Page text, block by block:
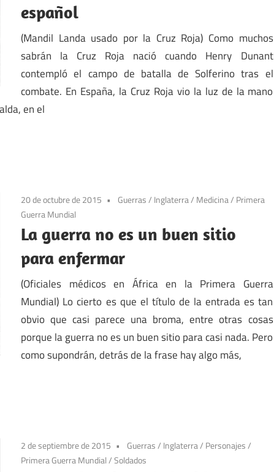
español
(Mandil Landa usado por la Cruz Roja) Como muchos
sabrán la Cruz Roja nació cuando Henry Dunant
contempló el campo de batalla de Solferino tras el
combate. En España, la Cruz Roja vio la luz de la mano
en el
20 de octubre de 2015 Guerras/ Inglaterra/ Medicina/ Primera
Guerra Mundial
La guerra no es un buen sitio
para enfermar
(Oficiales médicos en África en la Primera Guerra
Mundial) Lo cierto es que el título de la entrada es tan
obvio que casi parece una broma, entre otras cosas
porque la guerra no es un buen sitio para casi nada. Pero
como supondrán, detrás de la frase hay algo más,
2 de septiembre de 2015 Guerras/ Inglaterra/ Personajes/
Primera Guerra Mundial/Soldados